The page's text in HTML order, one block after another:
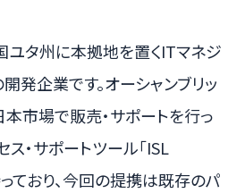
ユタ州に本拠地を置くITマネジ
発企業です。オーシャンブリッ
市場で販売・サポートを行っ
・サポートツール「ISL
ており、今回の提携は既存のパ